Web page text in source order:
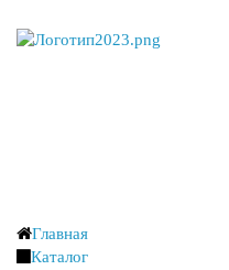
Главная
Каталог